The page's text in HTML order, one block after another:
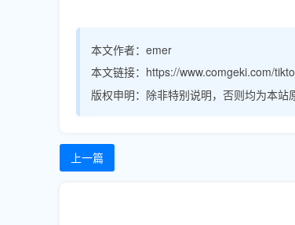
本文作者： emer
本文链接： https://www.comgeki.com/
版权申明： 除非特别说明，否则均为本站
上一篇